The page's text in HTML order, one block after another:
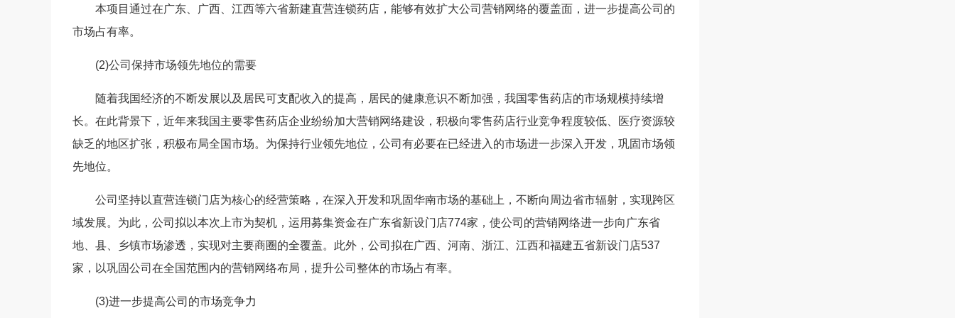
本项目通过在广东、广西、江西等六省新建直营连锁药店，能够有效扩大公司营销网络的覆盖面，进一步提高公司的
市场占有率。
(2)公司保持市场领先地位的需要
随着我国经济的不断发展以及居民可支配收入的提高，居民的健康意识不断加强，我国零售药店的市场规模持续增
长。在此背景下，近年来我国主要零售药店企业纷纷加大营销网络建设，积极向零售药店行业竞争程度较低、医疗资源较
缺乏的地区扩张，积极布局全国市场。为保持行业领先地位，公司有必要在已经进入的市场进一步深入开发，巩固市场领
先地位。
公司坚持以直营连锁门店为核心的经营策略，在深入开发和巩固华南市场的基础上，不断向周边省市辐射，实现跨区
域发展。为此，公司拟以本次上市为契机，运用募集资金在广东省新设门店774家，使公司的营销网络进一步向广东省
地、县、乡镇市场渗透，实现对主要商圈的全覆盖。此外，公司拟在广西、河南、浙江、江西和福建五省新设门店537
家，以巩固公司在全国范围内的营销网络布局，提升公司整体的市场占有率。
(3)进一步提高公司的市场竞争力